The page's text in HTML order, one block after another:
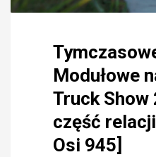
Modułowe
Truck Show
część
Osi 945]